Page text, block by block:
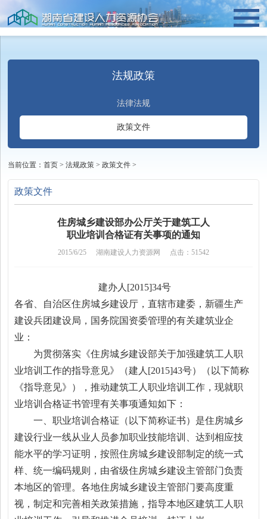
法规政策
法律法规
政策文件
当前位置：首页 >法规政策 >政策文件 >
政策文件
住房城乡建设部办公厅关于建筑工人
职业培训合格证有关事项的通知
2015/6/25 湖南建设人力资源网 点击：51542
建办人[2015]34号
各省、自治区住房城乡建设厅，直辖市建委，新疆生产
建设兵团建设局，国务院国资委管理的有关建筑业企
业：
为贯彻落实《住房城乡建设部关于加强建筑工人职
业培训工作的指导意见》（建人[2015]43号）（以下简称
《指导意见》），推动建筑工人职业培训工作，现就职
业培训合格证书管理有关事项通知如下：
一、职业培训合格证（以下简称证书）是住房城乡
建设行业一线从业人员参加职业技能培训、达到相应技
能水平的学习证明，按照住房城乡建设部制定的统一式
样、统一编码规则，由省级住房城乡建设主管部门负责
本地区的管理。各地住房城乡建设主管部门要高度重
视，制定和完善相关政策措施，指导本地区建筑工人职